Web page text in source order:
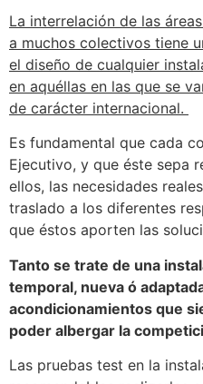
La interrelación de las
a muchos colectivos tiene
el diseño de cualquier
en aquéllas en las que se
de carácter internacional.
Es fundamental que cada
Ejecutivo, y que éste sepa
ellos, las necesidades
traslado a los diferentes
que éstos aporten las
Tanto se trate de una
temporal, nueva ó
acondicionamientos que
poder albergar la
Las pruebas test en la